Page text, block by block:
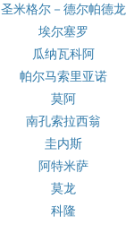
圣米格尔－德尔帕德龙
埃尔塞罗
瓜纳瓦科阿
帕尔马索里亚诺
莫阿
南孔索拉西翁
圭内斯
阿特米萨
莫龙
科隆